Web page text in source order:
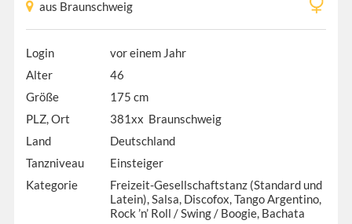
aus Braunschweig
Login
vor einem Jahr
Alter
46
Größe
175 cm
PLZ, Ort
381xx Braunschweig
Land
Deutschland
Tanzniveau
Einsteiger
Kategorie
Freizeit-Gesellschaftstanz (Standard und
Latein), Salsa, Discofox, Tango Argentino,
Rock ’n’ Roll / Swing / Boogie, Bachata